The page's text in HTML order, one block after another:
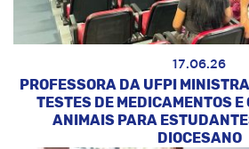
17.06.26
PROFESSORA DA UFPI
TESTES DE MEDICAMENTOS E
ANIMAIS PARA
DIOCESANO